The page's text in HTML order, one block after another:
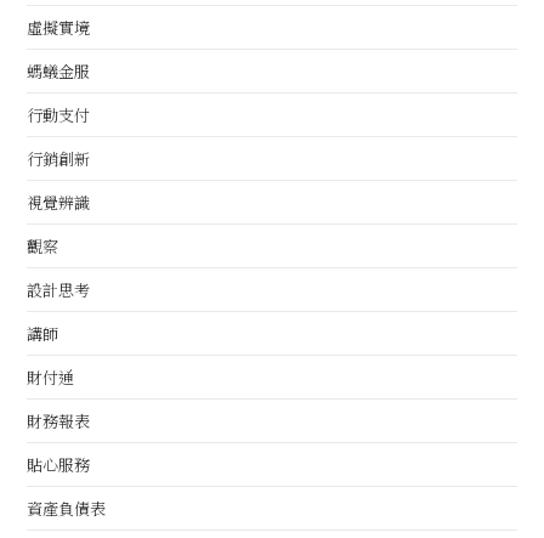
虛擬實境
螞蟻金服
行動支付
行銷創新
視覺辨識
觀察
設計思考
講師
財付通
財務報表
貼心服務
資產負債表